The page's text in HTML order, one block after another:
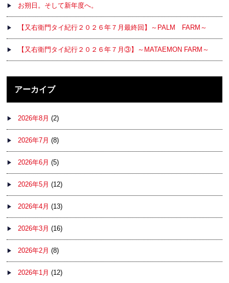
お朔日。そして新年度へ。
【又右衛門タイ紀行２０２６年７月最終回】～PALM FARM～
【又右衛門タイ紀行２０２６年７月③】～MATAEMON FARM～
アーカイブ
2026年8月 (2)
2026年7月 (8)
2026年6月 (5)
2026年5月 (12)
2026年4月 (13)
2026年3月 (16)
2026年2月 (8)
2026年1月 (12)